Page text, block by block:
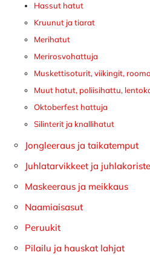
Hassut hatut
Kruunut ja tiarat
Merihatut
Merirosvohattuja
Muskettisoturit, viikingit,
Muut hatut, poliisihattu,
Oktoberfest hattuja
Silinterit ja knallihatut
Jongleeraus ja taikatemput
Juhlatarvikkeet ja
Maskeeraus ja meikkaus
Naamiaisasut
Peruukit
Pilailu ja hauskat lahjat